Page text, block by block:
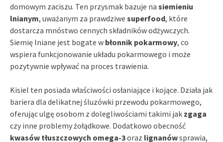
domowym zaciszu. Ten przysmak bazuje na siemieniu
lnianym, uważanym za prawdziwe superfood, które
dostarcza mnóstwo cennych składników odżywczych.
Siemię lniane jest bogate w błonnik pokarmowy, co
wspiera funkcjonowanie układu pokarmowego i może
pozytywnie wpływać na proces trawienia.
Kisiel ten posiada właściwości osłaniające i kojące. Działa jak
bariera dla delikatnej śluzówki przewodu pokarmowego,
oferując ulgę osobom z dolegliwościami takimi jak zgaga
czy inne problemy żołądkowe. Dodatkowo obecność
kwasów tłuszczowych omega-3oraz lignanówsprawia,